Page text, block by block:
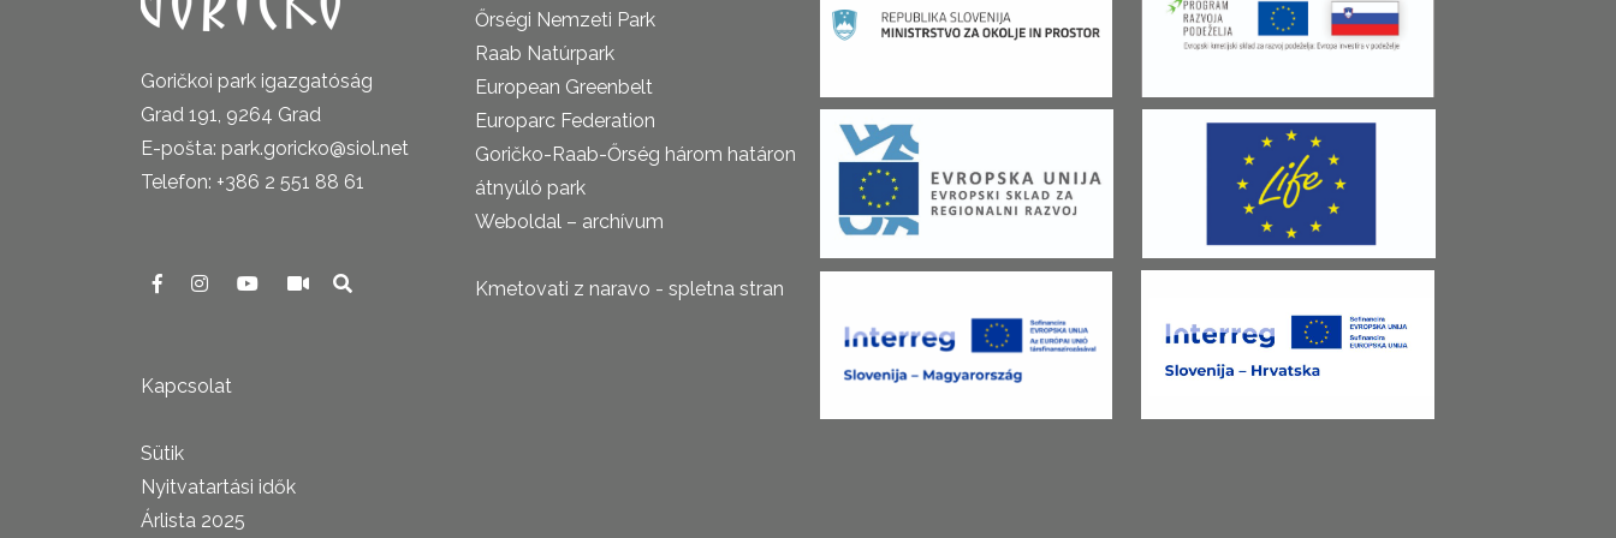
Goričkoi park igazgatóság
Grad 191, 9264 Grad
E-pošta: park.goricko@siol.net
Telefon: +386 2 551 88 61
Kapcsolat
Sütik
Nyitvatartási idők
Árlista 2025
Őrségi Nemzeti Park
Raab Natúrpark
European Greenbelt
Europarc Federation
Goričko-Raab-Őrség három határon
átnyúló park
Weboldal – archívum
Kmetovati z naravo - spletna stran